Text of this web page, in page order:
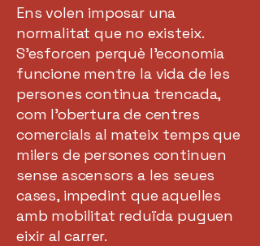
Ens volen imposar una
normalitat que no existeix.
S’esforcen perquè l'economia
funcione mentre la vida de les
persones continua trencada,
com l’obertura de centres
comercials al mateix temps que
milers de persones continuen
sense ascensors a les seues
cases, impedint que aquelles
amb mobilitat reduïda puguen
eixir al carrer.